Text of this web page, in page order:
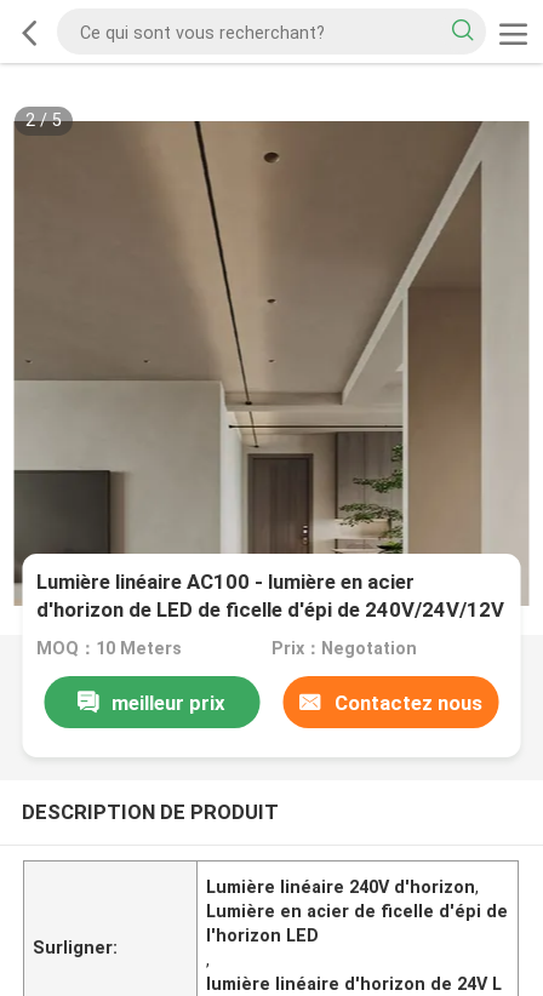
2/5
Lumière linéaire AC100 - lumière en acier
d'horizon de LED de ficelle d'épi de 240V/24V/12V
LED
MOQ：10 Meters Prix：Negotation
meilleur prix Contactez nous
DESCRIPTION DE PRODUIT
Surligner:
Lumière linéaire 240V d'horizon,
Lumière en acier de ficelle d'épi de
l'horizon LED
,
lumière linéaire d'horizon de 24V L